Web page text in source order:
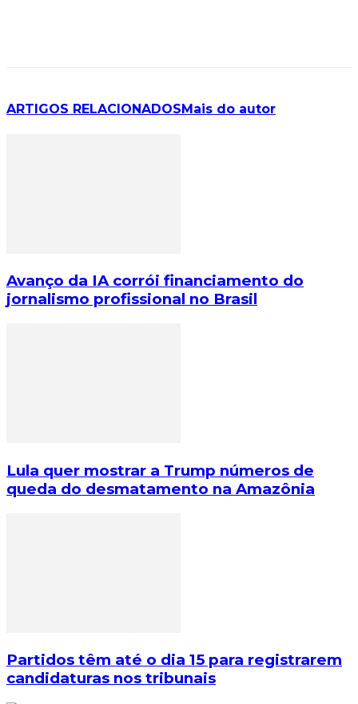
ARTIGOS RELACIONADOS Mais do autor
Avanço da IA corrói financiamento do
jornalismo profissional no Brasil
Lula quer mostrar a Trump números de
queda do desmatamento na Amazônia
Partidos têm até o dia 15 para registrarem
candidaturas nos tribunais